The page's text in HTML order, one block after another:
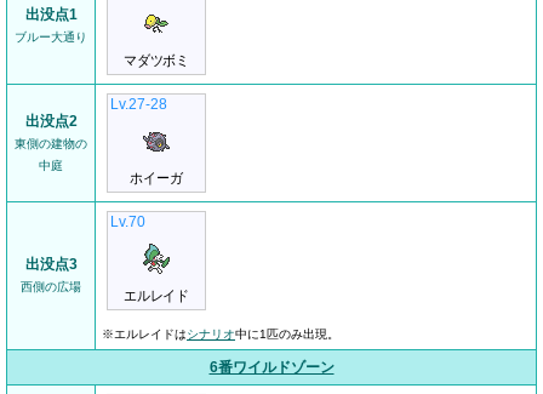
出没点1
ブルー大通り
マダツボミ
出没点2
東側の建物の
中庭
Lv.27-28
ホイーガ
出没点3
西側の広場
Lv.70
エルレイド
※エルレイドはシナリオ中に1匹のみ出現。
6番ワイルドゾーン